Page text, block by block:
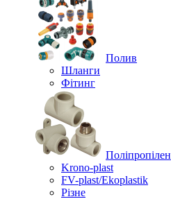
Полив
Шланги
Фітинг
Поліпропілен
Krono-plast
FV-plast/Ekoplastik
Різне